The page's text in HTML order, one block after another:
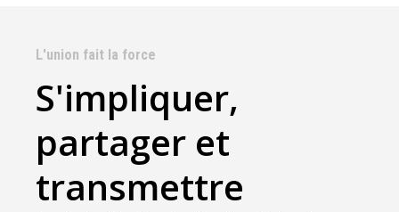
L'union fait la force
S'impliquer,
partager et
transmettre